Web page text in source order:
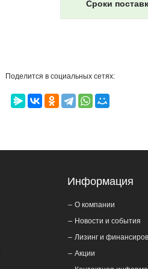
Сроки
Поделится в социальных сетях:
Информация
О компании
Новости и события
Лизинг и
Акции